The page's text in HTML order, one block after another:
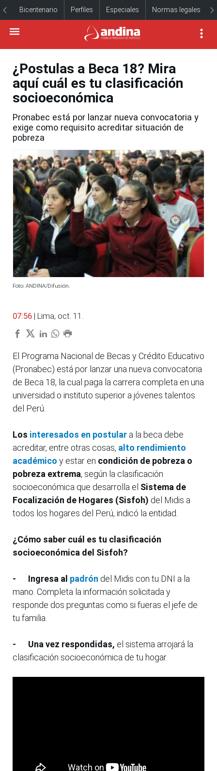
Bicentenario Perfiles Especiales Normas legales
¿Postulas a Beca 18? Mira
aquí cuál es tu clasificación
socioeconómica
Pronabec está por lanzar nueva convocatoria y
exige como requisito acreditar situación de
pobreza
Foto: ANDINA/Difusión.
07:56 | Lima, oct. 11.
El Programa Nacional de Becas y Crédito Educativo
(Pronabec) está por lanzar una nueva convocatoria
de Beca 18, la cual paga la carrera completa en una
universidad o instituto superior a jóvenes talentos
del Perú.
Los interesados en postular a la beca debe
acreditar, entre otras cosas, alto rendimiento
académico y estar en condición de pobreza o
pobreza extrema, según la clasificación
socioeconómica que desarrolla el Sistema de
Focalización de Hogares (Sisfoh) del Midis a
todos los hogares del Perú, indicó la entidad.
¿Cómo saber cuál es tu clasificación
socioeconómica del Sisfoh?
- Ingresa al padrón del Midis con tu DNI a la
mano. Completa la información solicitada y
responde dos preguntas como si fueras el jefe de
tu familia.
- Una vez respondidas, el sistema arrojará la
clasificación socioeconómica de tu hogar.